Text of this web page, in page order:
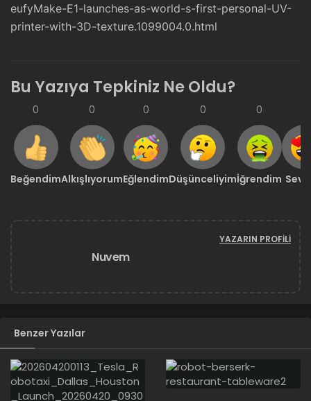
eufyMake-E1-launches-as-world-s-first-personal-UV-
printer-with-3D-texture.1099004.0.html
Bu Yazıya Tepkiniz Ne Oldu?
0
Beğendim
0
Alkışlıyorum
0
Eğlendim
0
Düşünceliyim
0
İğrendim
Nuvem
YAZARIN PROFILI
Benzer Yazılar